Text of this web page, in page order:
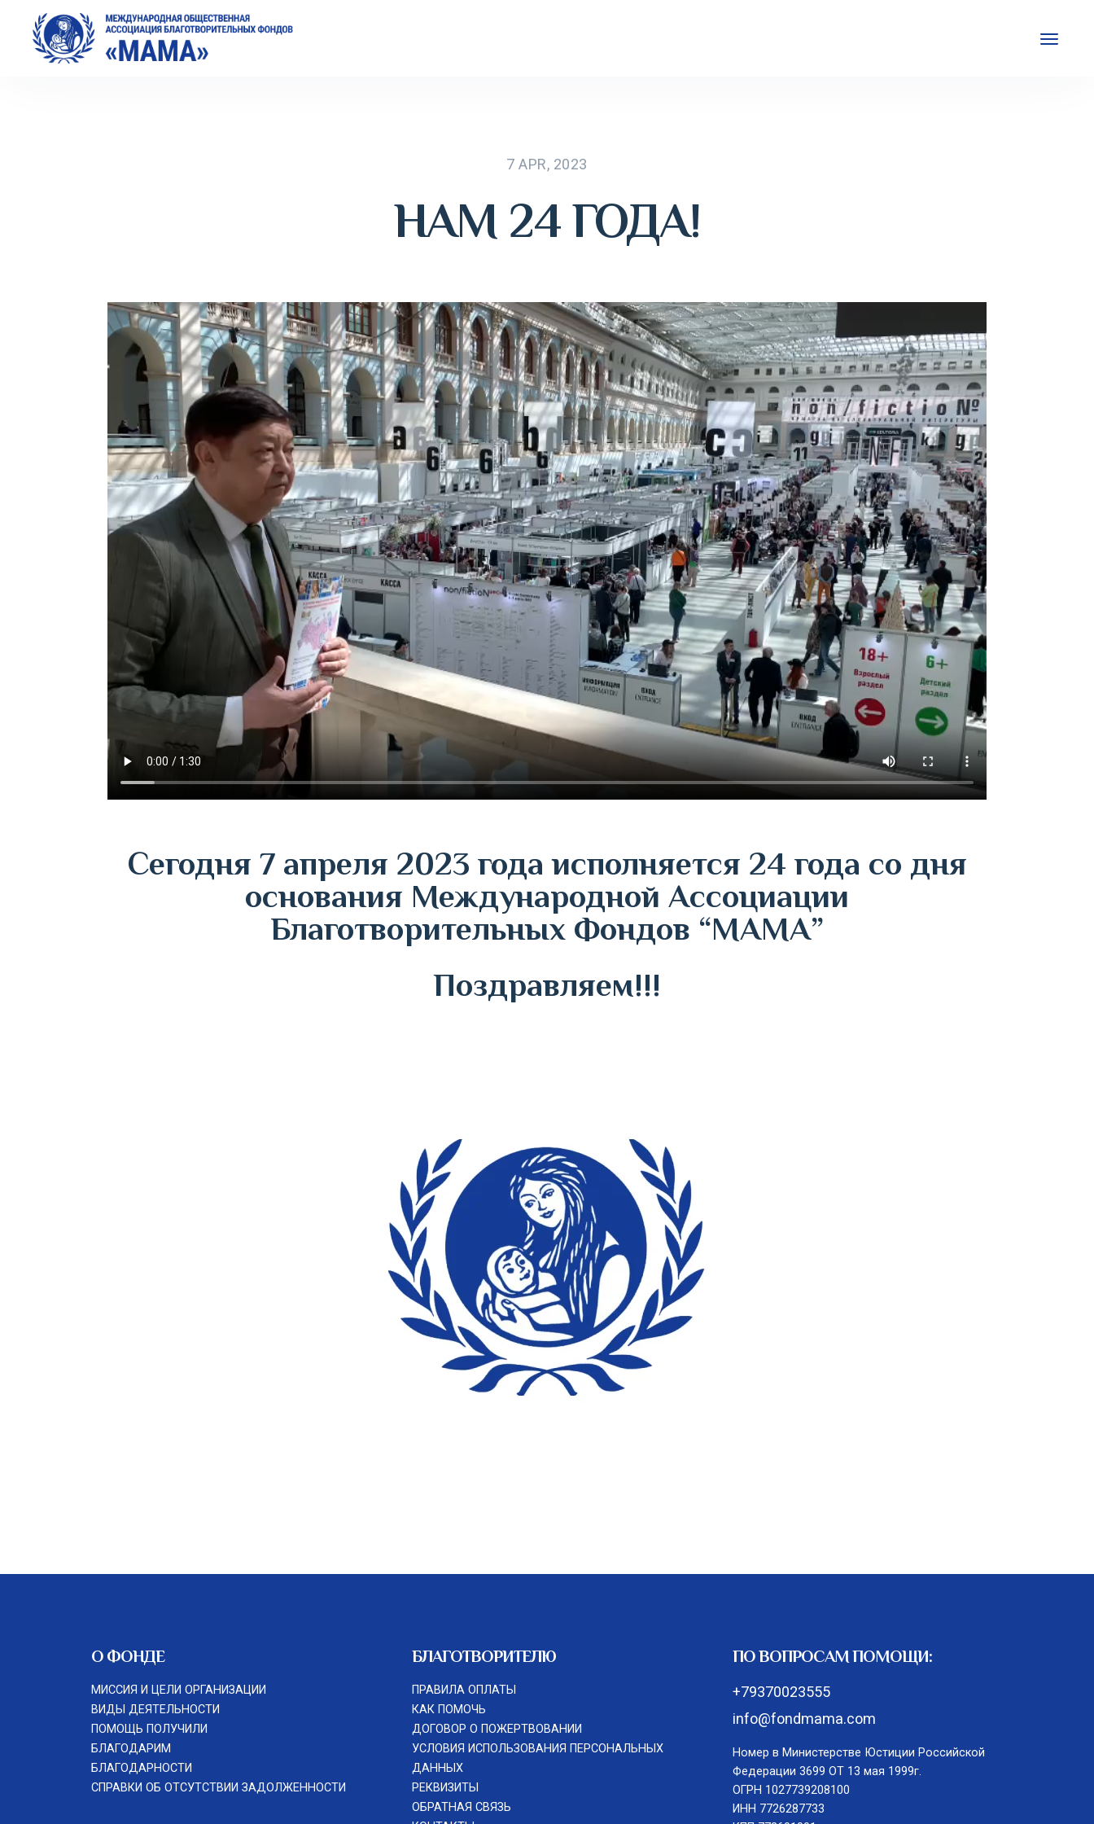
7 APR, 2023
НАМ 24 ГОДА!
Сегодня 7 апреля 2023 года исполняется 24 года со дня
основания Международной Ассоциации
Благотворительных Фондов “МАМА”
Поздравляем!!!
О ФОНДЕ
МИССИЯ И ЦЕЛИ ОРГАНИЗАЦИИ
ВИДЫ ДЕЯТЕЛЬНОСТИ
ПОМОЩЬ ПОЛУЧИЛИ
БЛАГОДАРИМ
БЛАГОДАРНОСТИ
СПРАВКИ ОБ ОТСУТСТВИИ ЗАДОЛЖЕННОСТИ
БЛАГОТВОРИТЕЛЮ
ПРАВИЛА ОПЛАТЫ
КАК ПОМОЧЬ
ДОГОВОР О ПОЖЕРТВОВАНИИ
УСЛОВИЯ ИСПОЛЬЗОВАНИЯ ПЕРСОНАЛЬНЫХ
ДАННЫХ
РЕКВИЗИТЫ
ОБРАТНАЯ СВЯЗЬ
ПО ВОПРОСАМ ПОМОЩИ:
+79370023555
info@fondmama.com
Номер в Министерстве Юстиции Российской
Федерации 3699 ОТ 13 мая 1999г.
ОГРН 1027739208100
ИНН 7726287733